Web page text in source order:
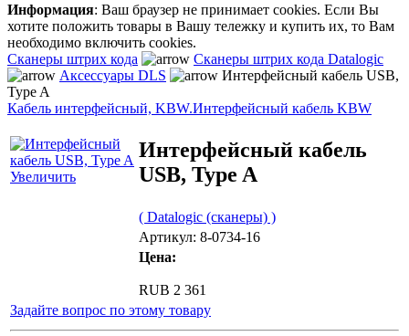
Информация: Ваш браузер не принимает cookies. Если Вы
хотите положить товары в Вашу тележку и купить их, то Вам
необходимо включить cookies.
Сканеры штрих кода
Сканеры штрих кода Datalogic
Аксессуары DLS
Интерфейсный кабель USB,
Type A
Кабель интерфейсный, KBW.Интерфейсный кабель KBW
Увеличить
Интерфейсный кабель
USB, Type A
( Datalogic (сканеры) )
Артикул: 8-0734-16
Цена:
RUB 2 361
Задайте вопрос по этому товару